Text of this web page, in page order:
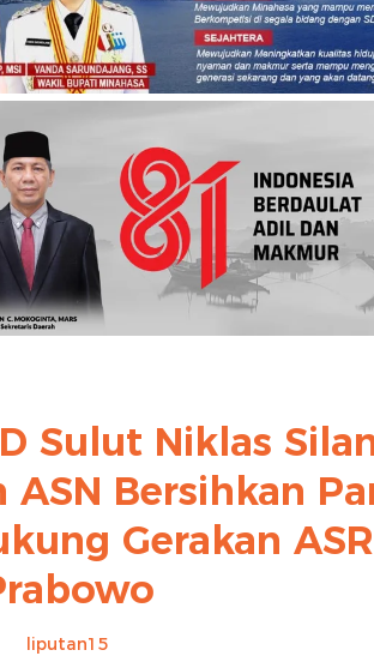
Sulut Niklas
Bersihkan
Gerakan
liputan15